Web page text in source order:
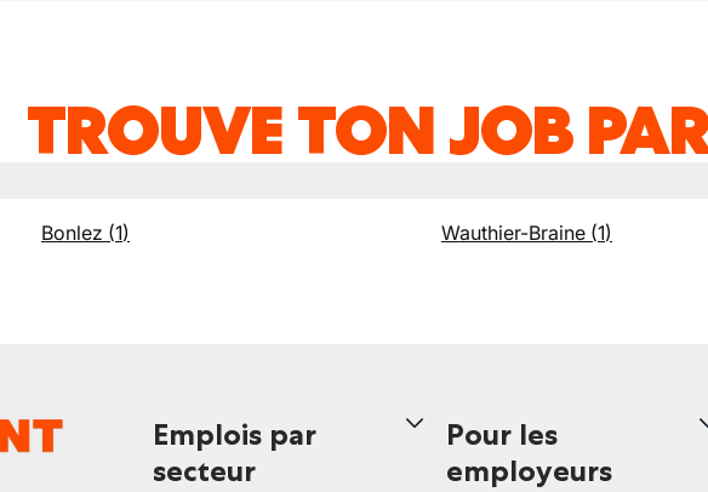
TROUVE TON JOB
Bonlez (1) Wauthier-Braine (1)
Emplois par
secteur
Pour les
employeurs